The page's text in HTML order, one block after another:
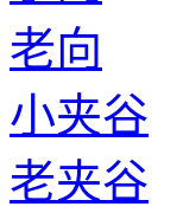
老向
小夹谷
老夹谷